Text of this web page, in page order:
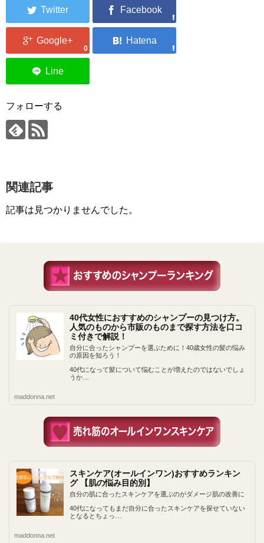
0
フォローする
関連記事
記事は見つかりませんでした。
40代女性におすすめのシャンプーの見つけ方。
人気のものから市販のものまで探す方法を口コ
ミ付きで解説！
自分に合ったシャンプーを選ぶために！40歳女性の髪の悩み
の原因を知ろう！
40代になって髪について悩むことが増えたのではないでしょ
うか…
maddonna.net
スキンケア(オールインワン)おすすめランキン
グ 【肌の悩み目的別】
自分の肌に合ったスキンケアを選ぶのがダメージ肌の改善に
40代になってもまだ自分に合ったスキンケアを探せていない
となるとちょっ…
maddonna.net